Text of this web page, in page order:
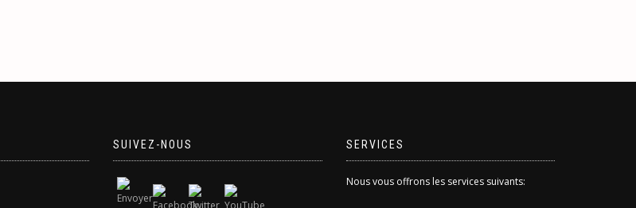
SUIVEZ-NOUS SERVICES
Nous vous offrons les services suivants: